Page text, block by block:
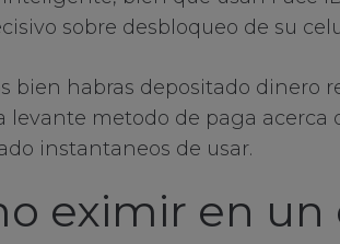
sobre desbloqueo de su
bien habras depositado dinero
levante metodo de paga acerca
instantaneos de usar.
eximir en un